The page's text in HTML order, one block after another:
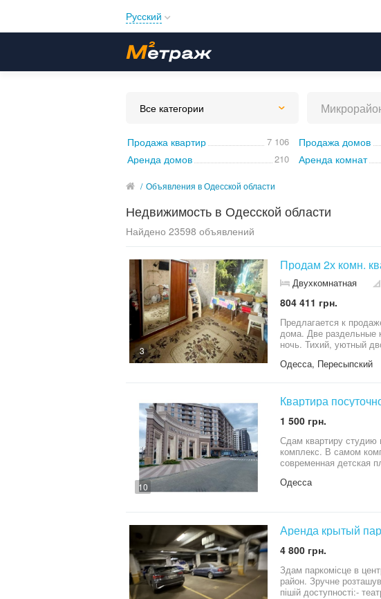
Русский
Українська
Все категории
Продажа квартир 7 106
Аренда домов 210
Продажа домов
Аренда комнат
/ Объявления в Одесской области
Недвижимость в Одесской области
Найдено 23598 объявлений
3
Продам 2х комн.
Двухкомнатная
804 411 грн.
Предлагается к
дома. Две раздельные
ночь. Тихий, уютный
Одесса, Пересыпский
10
Квартира
1 500 грн.
Сдам квартиру студию
комплекс. В самом
современная детская
общественном
Одесса
Аренда крытый
4 800 грн.
Здам паркомісце в
район. Зручне
пішій доступності:-